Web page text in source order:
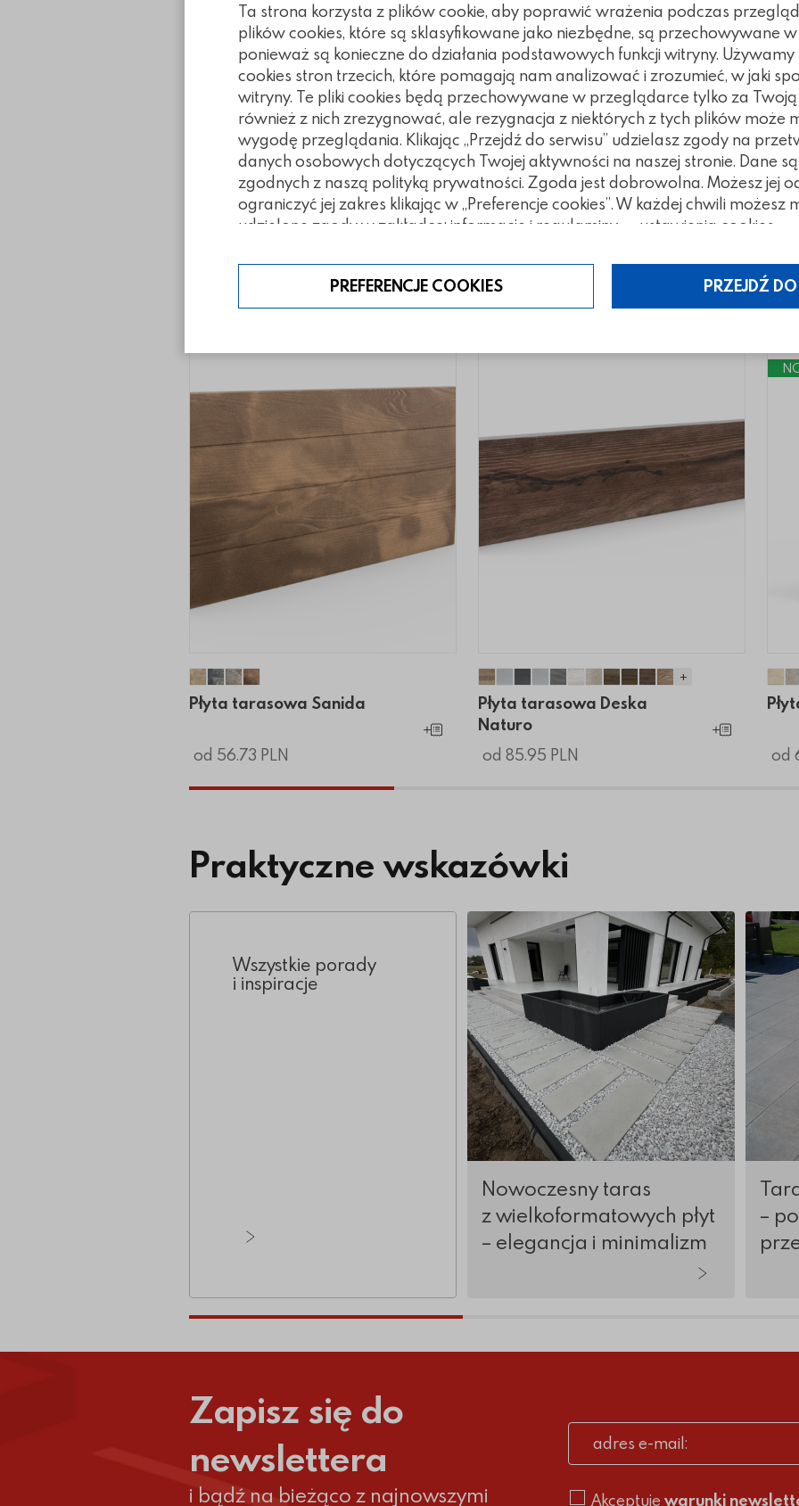
Ta strona korzysta z plików cookie, aby poprawić wrażenia podczas
plików cookies, które są sklasyfikowane jako niezbędne, są przechowywane
ponieważ są konieczne do działania podstawowych funkcji witryny.
cookies stron trzecich, które pomagają nam analizować i zrozumieć, w jaki
witryny. Te pliki cookies będą przechowywane w przeglądarce tylko za
również z nich zrezygnować, ale rezygnacja z niektórych z tych plików może
wygodę przeglądania. Klikając „Przejdź do serwisu” udzielasz zgody na
danych osobowych dotyczących Twojej aktywności na naszej stronie. Dane
zgodnych z naszą polityką prywatności. Zgoda jest dobrowolna. Możesz jej
ograniczyć jej zakres klikając w „Preferencje cookies”. W każdej chwili możesz
udzielone zgody w zakładce: informacje i regulaminy — ustawienia cookies.
PREFERENCJE COOKIES PRZEJDŹ
Inne z tej kategorii
Płyta tarasowa Sanida
Płyta tarasowa Sanida
Płyta tarasowa Sanida
Płyta tarasowa Sanida
Płyta tarasowa Sanida
od 56.73 PLN
Dodaj do koszyka
Płyta tarasowa Deska Naturo
Płyta tarasowa Deska Naturo
Płyta tarasowa Deska Naturo
Płyta tarasowa Deska Naturo
Płyta tarasowa Deska Naturo
Płyta tarasowa Deska Naturo
Płyta tarasowa Deska
Płyta tarasowa Deska
Płyta tarasowa Deska
Płyta tarasowa
Płyta tarasowa
+
Płyta tarasowa Deska
Naturo
od 85.95 PLN
Dodaj do koszyka
od
Praktyczne wskazówki
Wszystkie porady
i inspiracje
Zobacz wszystkie artykuły
Nowoczesny taras
z wielkoformatowych płyt
– elegancja i minimalizm
Więcej o Nowoczesny taras z
–
Więcej
Zapisz się do
newslettera
i bądź na bieżąco z najnowszymi
adres e-mail
Akceptuje warunki